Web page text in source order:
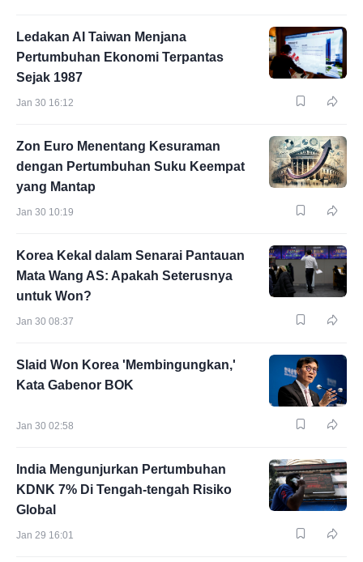
Ledakan AI Taiwan Menjana
Pertumbuhan Ekonomi Terpantas
Sejak 1987
Jan 30 16:12
Zon Euro Menentang Kesuraman
dengan Pertumbuhan Suku Keempat
yang Mantap
Jan 30 10:19
Korea Kekal dalam Senarai Pantauan
Mata Wang AS: Apakah Seterusnya
untuk Won?
Jan 30 08:37
Slaid Won Korea 'Membingungkan,'
Kata Gabenor BOK
Jan 30 02:58
India Mengunjurkan Pertumbuhan
KDNK 7% Di Tengah-tengah Risiko
Global
Jan 29 16:01